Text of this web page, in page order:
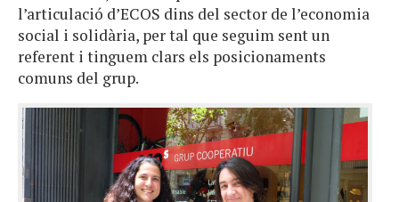
l’articulació d’ECOS dins del sector de l’economia
social i solidària, per tal que seguim sent un
referent i tinguem clars els posicionaments
comuns del grup.